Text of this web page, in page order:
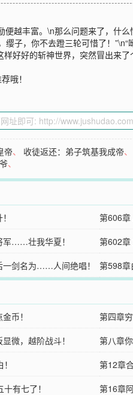
越丰富。\n那么问题来了，什
缨子，你不去蹬三轮可惜了！
好的斩神世界，突然冒出来了
哦！
帝、 收徒返还：弟子筑基我成帝
、
第606章
呢？
军……壮我华夏！
第602章
一剑名为……人间绝唱！ 第598章
币！
第四章
微，越阶战斗！
第八章
第12章
有七了！
第16章